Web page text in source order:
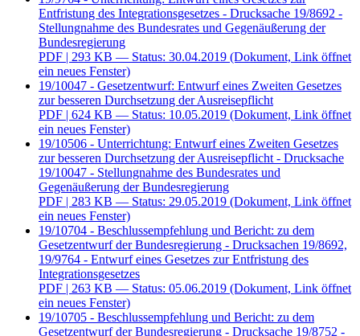
Entfristung des Integrationsgesetzes - Drucksache 19/8692 -
Stellungnahme des Bundesrates und Gegenäußerung der
Bundesregierung
PDF | 293 KB — Status: 30.04.2019 (Dokument, Link öffnet
ein neues Fenster)
19/10047 - Gesetzentwurf: Entwurf eines Zweiten Gesetzes
zur besseren Durchsetzung der Ausreisepflicht
PDF | 624 KB — Status: 10.05.2019 (Dokument, Link öffnet
ein neues Fenster)
19/10506 - Unterrichtung: Entwurf eines Zweiten Gesetzes
zur besseren Durchsetzung der Ausreisepflicht - Drucksache
19/10047 - Stellungnahme des Bundesrates und
Gegenäußerung der Bundesregierung
PDF | 283 KB — Status: 29.05.2019 (Dokument, Link öffnet
ein neues Fenster)
19/10704 - Beschlussempfehlung und Bericht: zu dem
Gesetzentwurf der Bundesregierung - Drucksachen 19/8692,
19/9764 - Entwurf eines Gesetzes zur Entfristung des
Integrationsgesetzes
PDF | 263 KB — Status: 05.06.2019 (Dokument, Link öffnet
ein neues Fenster)
19/10705 - Beschlussempfehlung und Bericht: zu dem
Gesetzentwurf der Bundesregierung - Drucksache 19/8752 -